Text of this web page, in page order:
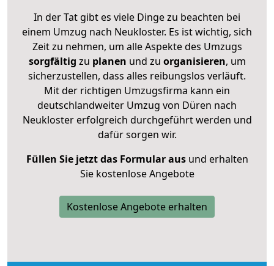
In der Tat gibt es viele Dinge zu beachten bei
einem Umzug nach Neukloster. Es ist wichtig, sich
Zeit zu nehmen, um alle Aspekte des Umzugs
sorgfältig zu planen und zu organisieren, um
sicherzustellen, dass alles reibungslos verläuft.
Mit der richtigen Umzugsfirma kann ein
deutschlandweiter Umzug von Düren nach
Neukloster erfolgreich durchgeführt werden und
dafür sorgen wir.
Füllen Sie jetzt das Formular ausund erhalten
Sie kostenlose Angebote
Kostenlose Angebote erhalten